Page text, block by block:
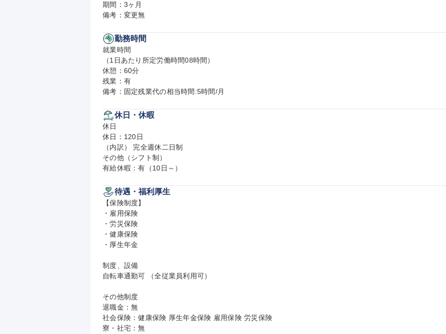
期間：3ヶ月
備考：変更無
勤務時間
就業時間
（1日あたり所定労働時間08時間）
休憩：60分
残業：有
備考：固定残業代の相当時間:5時間/月
休日・休暇
休日
休日：120日
（内訳） 完全週休二日制
その他（シフト制）
有給休暇：有（10日～）
待遇・福利厚生
【保険制度】
・雇用保険
・労災保険
・健康保険
・厚生年金
制度、設備
自転車通勤可 （全従業員利用可）
その他制度
退職金：無
社会保険：健康保険 厚生年金保険 雇用保険 労災保険
寮・社宅：無